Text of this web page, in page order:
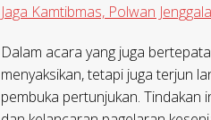
Jaga Kamtibmas, Polwan
Dalam acara yang juga
menyaksikan, tetapi juga terjun
pembuka pertunjukan. Tindakan